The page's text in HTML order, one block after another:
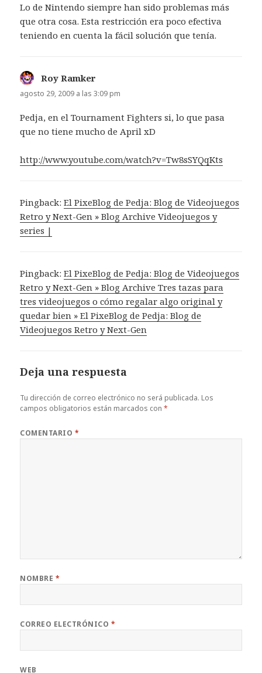
Lo de Nintendo siempre han sido problemas más
que otra cosa. Esta restricción era poco efectiva
teniendo en cuenta la fácil solución que tenía.
Roy Ramker
agosto 29, 2009 a las 3:09 pm
Pedja, en el Tournament Fighters si, lo que pasa
que no tiene mucho de April xD
http://www.youtube.com/watch?v=Tw8sSYQqKts
Pingback:El PixeBlog de Pedja: Blog de Videojuegos
Retro y Next-Gen » Blog Archive Videojuegos y
series |
Pingback:El PixeBlog de Pedja: Blog de Videojuegos
Retro y Next-Gen » Blog Archive Tres tazas para
tres videojuegos o cómo regalar algo original y
quedar bien » El PixeBlog de Pedja: Blog de
Videojuegos Retro y Next-Gen
Deja una respuesta
Tu dirección de correo electrónico no será publicada. Los
campos obligatorios están marcados con*
COMENTARIO *
NOMBRE *
CORREO ELECTRÓNICO *
WEB